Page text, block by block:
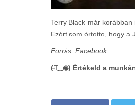
Terry Black már
Ezért sem értette, hogy a
Forrás: Facebook
(̶◉͛‿◉̶) Értékeld a